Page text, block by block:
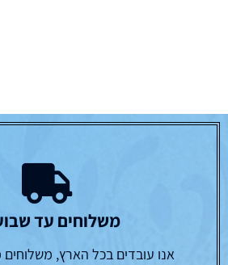
משלוחים עד
אנו עובדים בכל הארץ,